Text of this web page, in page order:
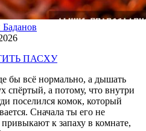
ПАСХУ
бы всё нормально, а дышать
спёртый, а потому, что внутри
поселился комок, который
Сначала ты его не
к запаху в комнате,